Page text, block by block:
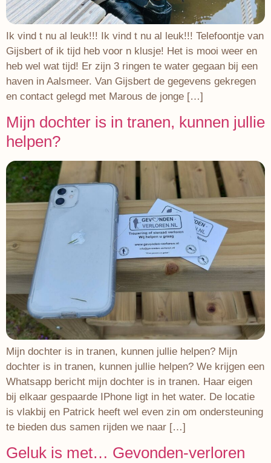
Ik vind t nu al leuk!!! Ik vind t nu al leuk!!! Telefoontje van
Gijsbert of ik tijd heb voor n klusje! Het is mooi weer en
heb wel wat tijd! Er zijn 3 ringen te water gegaan bij een
haven in Aalsmeer. Van Gijsbert de gegevens gekregen
en contact gelegd met Marous de jonge […]
Mijn dochter is in tranen, kunnen jullie
helpen?
Mijn dochter is in tranen, kunnen jullie helpen? Mijn
dochter is in tranen, kunnen jullie helpen? We krijgen een
Whatsapp bericht mijn dochter is in tranen. Haar eigen
bij elkaar gespaarde IPhone ligt in het water. De locatie
is vlakbij en Patrick heeft wel even zin om ondersteuning
te bieden dus samen rijden we naar […]
Geluk is met… Gevonden-verloren